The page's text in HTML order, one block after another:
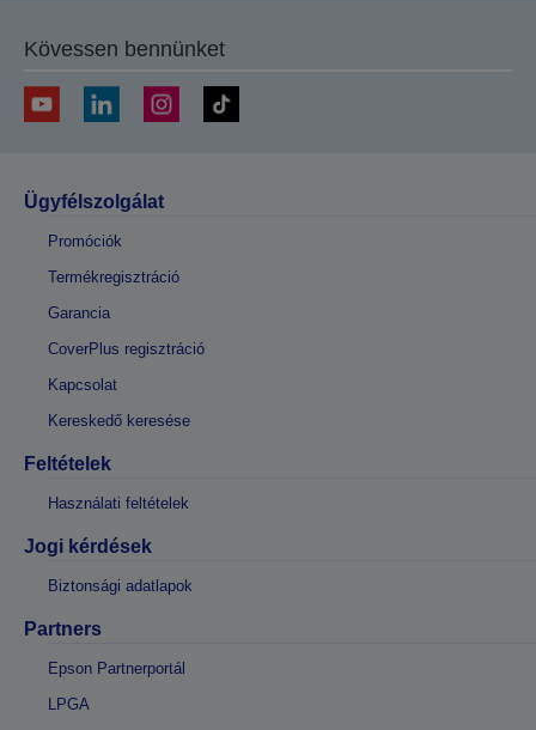
Kövessen bennünket
Ügyfélszolgálat
Promóciók
Termékregisztráció
Garancia
CoverPlus regisztráció
Kapcsolat
Kereskedő keresése
Feltételek
Használati feltételek
Jogi kérdések
Biztonsági adatlapok
Partners
Epson Partnerportál
LPGA